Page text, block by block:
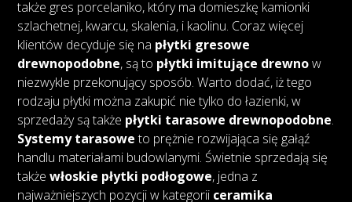
także gres porcelaniko, który ma domieszkę kamionki
szlachetnej, kwarcu, skalenia, i kaolinu. Coraz więcej
klientów decyduje się na płytki gresowe
drewnopodobne, są to płytki imitujące drewnow
niezwykle przekonujący sposób. Warto dodać, iż tego
rodzaju płytki można zakupić nie tylko do łazienki, w
sprzedaży są także płytki tarasowe drewnopodobne.
Systemy tarasoweto prężnie rozwijająca się gałąź
handlu materiałami budowlanymi. Świetnie sprzedają się
takżewłoskie płytki podłogowe, jedna z
najważniejszych pozycji w kategorii ceramika